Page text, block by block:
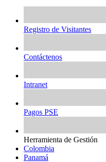
Registro de Visitantes
Contáctenos
Intranet
Pagos PSE
Herramienta de Gestión
Colombia
Panamá